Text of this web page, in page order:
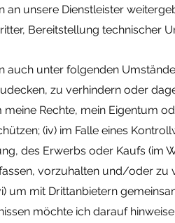
an unsere Dienstleister
Bereitstellung technischer
auch unter folgenden
zu verhindern oder
meine Rechte, mein Eigentum
(iv) im Falle eines
des Erwerbs oder Kaufs (im
vorzuhalten und/oder zu
um mit Drittanbietern
möchte ich darauf